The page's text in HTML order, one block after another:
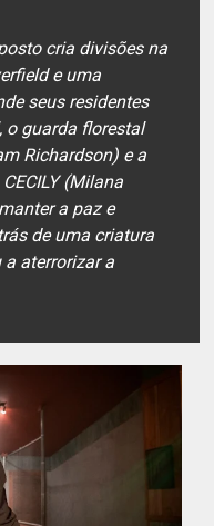
cria divisões na
e uma
seus residentes
o guarda florestal
Richardson) e a
(Milana
a paz e
de uma criatura
aterrorizar a